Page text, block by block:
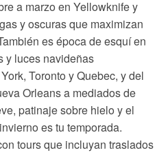
a marzo en Yellowknife y
y oscuras que maximizan
es época de esquí en
y luces navideñas
Toronto y Quebec, y del
Orleans a mediados de
patinaje sobre hielo y el
es tu temporada.
tours que incluyan traslados